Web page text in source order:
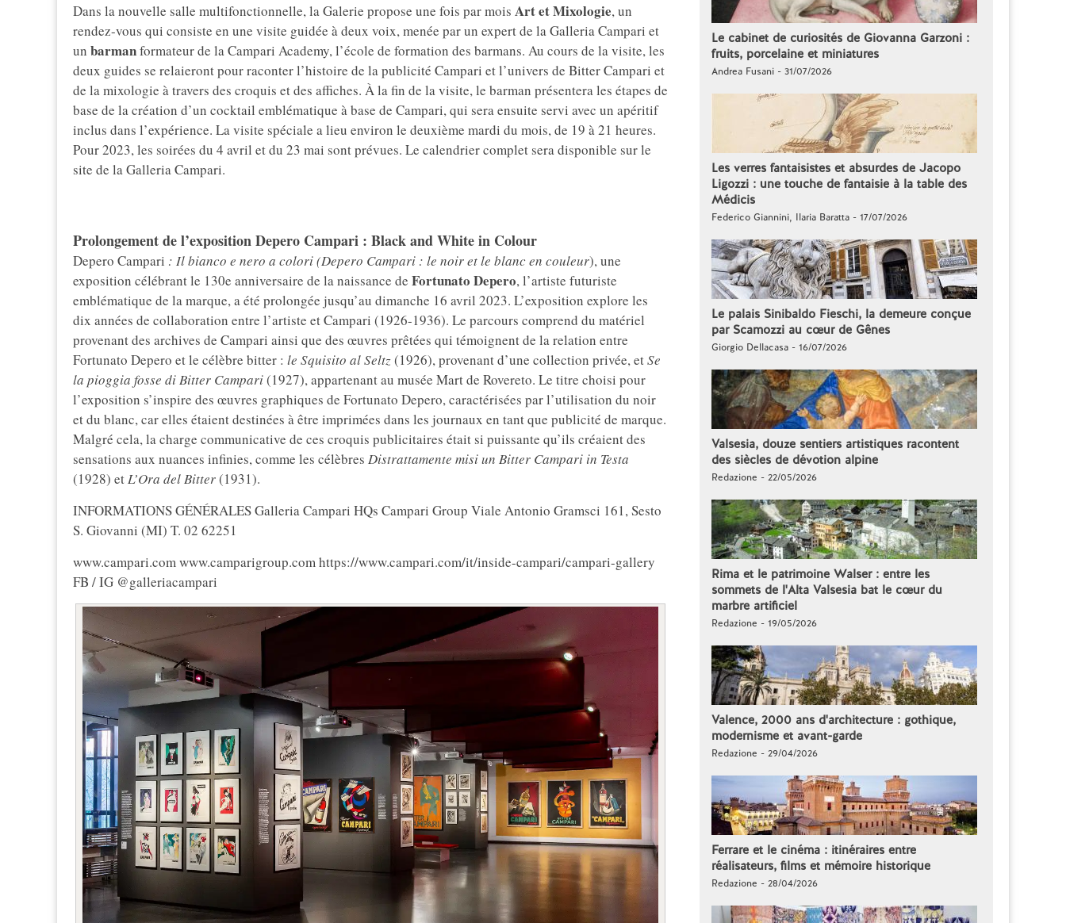
Dans la nouvelle salle multifonctionnelle, la Galerie propose une fois par mois Art et Mixologie, un
rendez-vous qui consiste en une visite guidée à deux voix, menée par un expert de la Galleria Campari et
un barmanformateur de la Campari Academy, l’école de formation des barmans. Au cours de la visite, les
deux guides se relaieront pour raconter l’histoire de la publicité Campari et l’univers de Bitter Campari et
de la mixologie à travers des croquis et des affiches. À la fin de la visite, le barman présentera les étapes de
base de la création d’un cocktail emblématique à base de Campari, qui sera ensuite servi avec un apéritif
inclus dans l’expérience. La visite spéciale a lieu environ le deuxième mardi du mois, de 19 à 21 heures.
Pour 2023, les soirées du 4 avril et du 23 mai sont prévues. Le calendrier complet sera disponible sur le
site de la Galleria Campari.
Prolongement de l’exposition Depero Campari : Black and White in Colour
Depero Campari : Il bianco e nero a colori (Depero Campari : le noir et le blanc en couleur), une
exposition célébrant le 130e anniversaire de la naissance de Fortunato Depero, l’artiste futuriste
emblématique de la marque, a été prolongée jusqu’au dimanche 16 avril 2023. L’exposition explore les
dix années de collaboration entre l’artiste et Campari (1926-1936). Le parcours comprend du matériel
provenant des archives de Campari ainsi que des œuvres prêtées qui témoignent de la relation entre
Fortunato Depero et le célèbre bitter : le Squisito al Seltz(1926), provenant d’une collection privée, etSe
la pioggia fosse di Bitter Campari(1927), appartenant au musée Mart de Rovereto. Le titre choisi pour
l’exposition s’inspire des œuvres graphiques de Fortunato Depero, caractérisées par l’utilisation du noir
et du blanc, car elles étaient destinées à être imprimées dans les journaux en tant que publicité de marque.
Malgré cela, la charge communicative de ces croquis publicitaires était si puissante qu’ils créaient des
sensations aux nuances infinies, comme les célèbres Distrattamente misi un Bitter Campari in Testa
(1928) etL’Ora del Bitter(1931).
INFORMATIONS GÉNÉRALES Galleria Campari HQs Campari Group Viale Antonio Gramsci 161, Sesto
S. Giovanni (MI) T. 02 62251
www.campari.com www.camparigroup.com https://www.campari.com/it/inside-campari/campari-gallery
FB / IG @galleriacampari
Le cabinet de curiosités de Giovanna Garzoni :
fruits, porcelaine et miniatures
Andrea Fusani - 31/07/2026
Les verres fantaisistes et absurdes de Jacopo
Ligozzi : une touche de fantaisie à la table des
Médicis
Federico Giannini, Ilaria Baratta - 17/07/2026
Le palais Sinibaldo Fieschi, la demeure conçue
par Scamozzi au cœur de Gênes
Giorgio Dellacasa - 16/07/2026
Valsesia, douze sentiers artistiques racontent
des siècles de dévotion alpine
Redazione - 22/05/2026
Rima et le patrimoine Walser : entre les
sommets de l'Alta Valsesia bat le cœur du
marbre artificiel
Redazione - 19/05/2026
Valence, 2000 ans d'architecture : gothique,
modernisme et avant-garde
Redazione - 29/04/2026
Ferrare et le cinéma : itinéraires entre
réalisateurs, films et mémoire historique
Redazione - 28/04/2026